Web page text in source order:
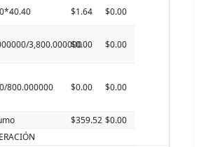
$1.64
$0.00
3,800.000000$0.00 $0.00
800.000000 $0.00 $0.00
$359.52 $0.00